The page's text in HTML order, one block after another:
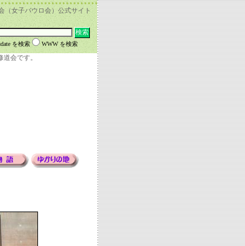
（女子パウロ会）公式サイト
を検索 WWW を検索
会です。